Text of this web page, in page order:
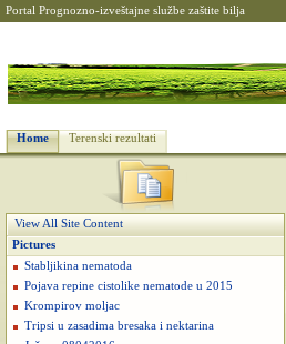
Portal Prognozno-izveštajne službe zaštite bilja
Home Terenski rezultati
View All Site Content
Pictures
Stabljikina nematoda
Pojava repine cistolike nematode u 2015
Krompirov moljac
Tripsi u zasadima bresaka i nektarina